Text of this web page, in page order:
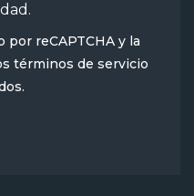
.
reCAPTCHA y la
términos de servicio